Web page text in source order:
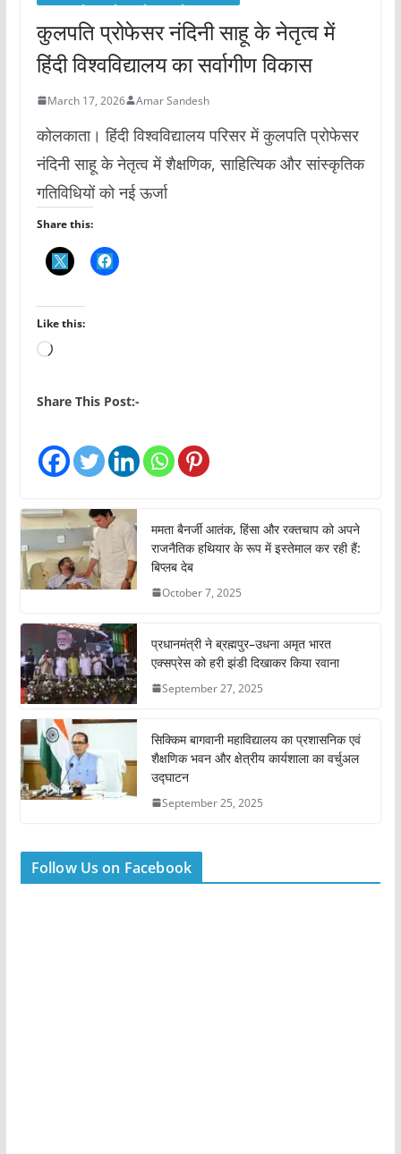
कुलपति प्रोफेसर नंदिनी साहू के नेतृत्व में
हिंदी विश्वविद्यालय का सर्वागीण विकास
March 17, 2026 Amar Sandesh
कोलकाता। हिंदी विश्वविद्यालय परिसर में कुलपति प्रोफेसर
नंदिनी साहू के नेतृत्व में शैक्षणिक, साहित्यिक और सांस्कृतिक
गतिविधियों को नई ऊर्जा
Share this:
Like this:
L
a
n
…
Share This Post:-
ममता बैनर्जी आतंक, हिंसा और रक्तचाप को अपने
राजनैतिक हथियार के रूप में इस्तेमाल कर रही हैं:
बिप्लब देब
October 7, 2025
प्रधानमंत्री ने ब्रह्मपुर–उधना अमृत भारत
एक्सप्रेस को हरी झंडी दिखाकर किया रवाना
September 27, 2025
सिक्किम बागवानी महाविद्यालय का प्रशासनिक एवं
शैक्षणिक भवन और क्षेत्रीय कार्यशाला का वर्चुअल
उद्घाटन
September 25, 2025
Follow Us on Facebook